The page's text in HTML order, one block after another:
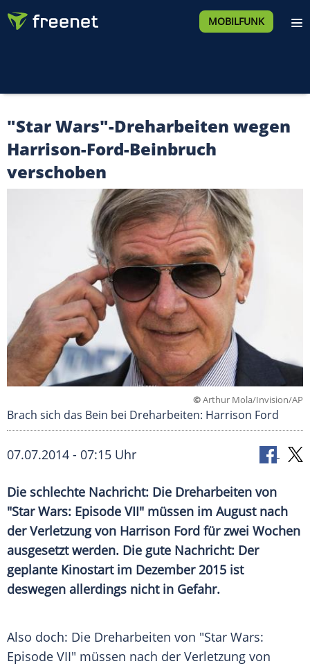
MOBILFUNK
"Star Wars"-Dreharbeiten wegen
Harrison-Ford-Beinbruch
verschoben
©Arthur Mola/Invision/AP
Brach sich das Bein bei Dreharbeiten: Harrison Ford
07.07.2014 - 07:15 Uhr
Die schlechte Nachricht: Die Dreharbeiten von
"Star Wars: Episode VII" müssen im August nach
der Verletzung von Harrison Ford für zwei Wochen
ausgesetzt werden. Die gute Nachricht: Der
geplante Kinostart im Dezember 2015 ist
deswegen allerdings nicht in Gefahr.
Also doch: Die Dreharbeiten von "Star Wars:
Episode VII" müssen nach der Verletzung von